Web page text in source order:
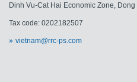
Dinh Vu-Cat Hai Economic Zone,
Tax code: 0202182507
vietnam@rrc-ps.com